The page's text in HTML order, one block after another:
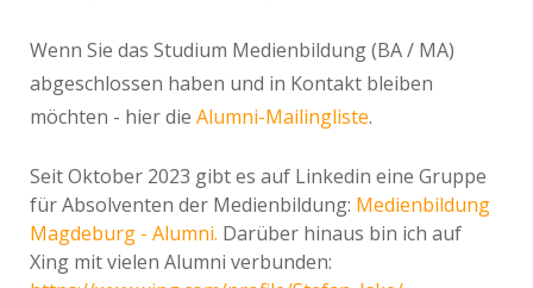
Wenn Sie das Studium Medienbildung (BA / MA)
abgeschlossen haben und in Kontakt bleiben
möchten - hier die Alumni-Mailingliste.
Seit Oktober 2023 gibt es auf Linkedin eine Gruppe
für Absolventen der Medienbildung: Medienbildung
Magdeburg - Alumni. Darüber hinaus bin ich auf
Xing mit vielen Alumni verbunden: